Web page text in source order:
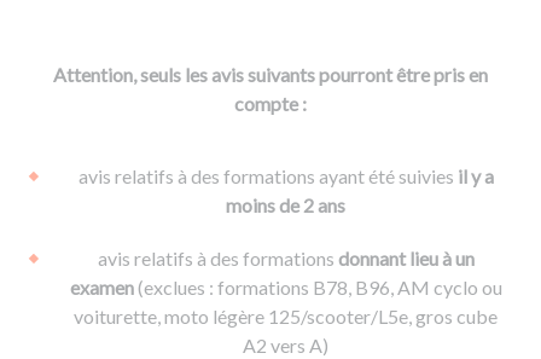
Attention, seuls les avis suivants pourront être pris en
compte :
avis relatifs à des formations ayant été suivies il y a
moins de 2 ans
avis relatifs à des formations donnant lieu à un
examen(exclues : formations B78, B96, AM cyclo ou
voiturette, moto légère 125/scooter/L5e, gros cube
A2 vers A)